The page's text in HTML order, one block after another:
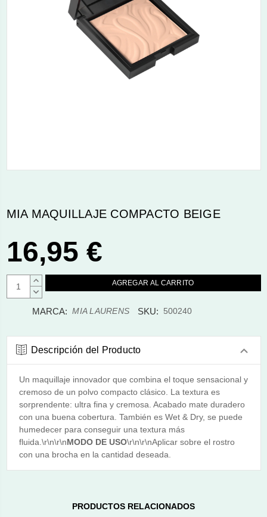
MIA MAQUILLAJE COMPACTO BEIGE
16,95 €
AUMENTAR
CANTIDAD:
DISMINUIR
MARCA: MIA LAURENS SKU: 500240
Descripción del Producto
Un maquillaje innovador que combina el toque sensacional y
cremoso de un polvo compacto clásico. La textura es
sorprendente: ultra fina y cremosa. Acabado mate duradero
con una buena cobertura. También es Wet & Dry, se puede
humedecer para conseguir una textura más
fluida.\r\n\r\nMODO DE USO\r\n\r\nAplicar sobre el rostro
con una brocha en la cantidad deseada.
PRODUCTOS RELACIONADOS